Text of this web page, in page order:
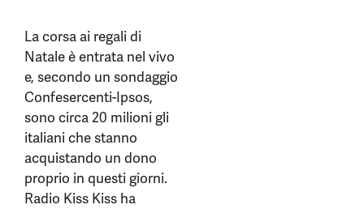
La corsa ai regali di
Natale è entrata nel vivo
e, secondo un sondaggio
Confesercenti-Ipsos,
sono circa 20 milioni gli
italiani che stanno
acquistando un dono
proprio in questi giorni.
Radio Kiss Kiss ha